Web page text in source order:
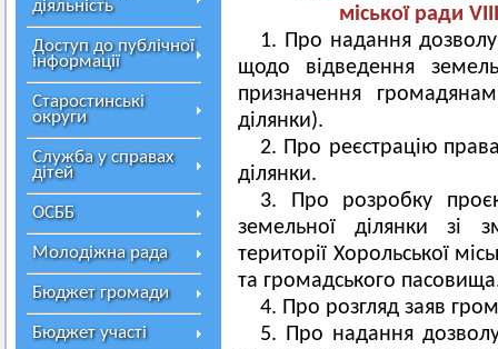
діяльність
Доступ до публічної
інформації
Старостинські
округи
Служба у справах
дітей
ОСББ
Молодіжна рада
Бюджет громади
Бюджет участі
міської ради
1. Про надання
щодо відведення
призначення
ділянки).
2. Про реєстрацію
ділянки.
3. Про розробку
земельної ділянки зі
території Хорольської
та громадського
4. Про розгляд заяв
5. Про надання